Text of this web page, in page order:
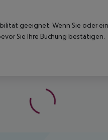
geeignet. Wenn Sie oder
Sie Ihre Buchung bestätigen.